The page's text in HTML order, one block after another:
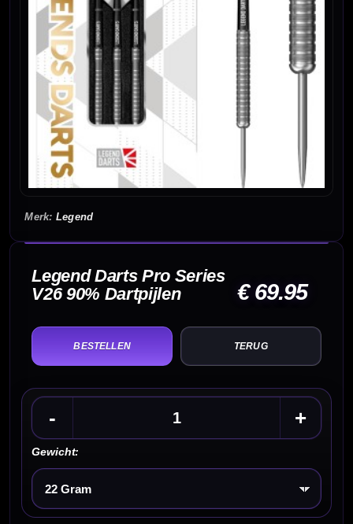
Legend
Legend Darts Pro Series
V26 90% Dartpijlen
€ 69.95
TERUG
- +
Gewicht:
Kies een optie